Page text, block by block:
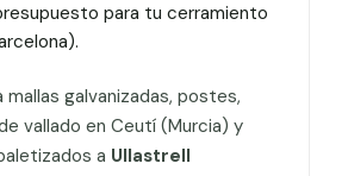
para tu cerramiento
mallas galvanizadas, postes,
vallado en Ceutí (Murcia) y
a Ullastrell